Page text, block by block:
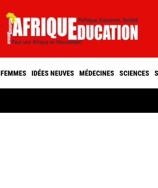
FEMMES IDÉES NEUVES MÉDECINES SCIENCES